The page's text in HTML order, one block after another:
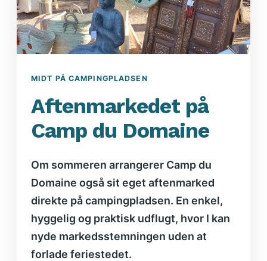
MIDT PÅ CAMPINGPLADSEN
Aftenmarkedet på
Camp du Domaine
Om sommeren arrangerer Camp du
Domaine også sit eget aftenmarked
direkte på campingpladsen. En enkel,
hyggelig og praktisk udflugt, hvor I kan
nyde markedsstemningen uden at
forlade feriestedet.